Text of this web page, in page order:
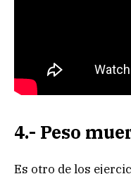
4.- Peso
Es otro de los